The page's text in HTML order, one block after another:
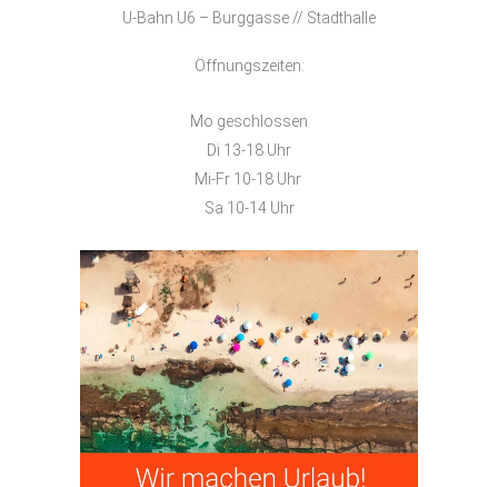
U-Bahn U6 – Burggasse // Stadthalle
Öffnungszeiten:
Mo geschlossen
Di 13-18 Uhr
Mi-Fr 10-18 Uhr
Sa 10-14 Uhr